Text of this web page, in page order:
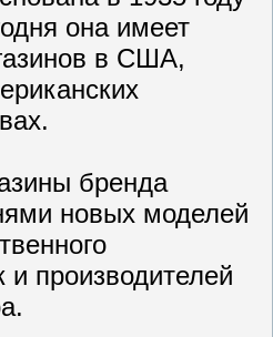
она имеет
в США,
бренда
новых моделей
и производителей